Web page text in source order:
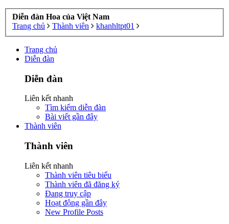
Diễn đàn Hoa của Việt Nam
Trang chủ
Thành viên khanhltpt01
Trang chủ
Diễn đàn
Diễn đàn
Liên kết nhanh
Tìm kiếm diễn đàn
Bài viết gần đây
Thành viên
Thành viên
Liên kết nhanh
Thành viên tiêu biểu
Thành viên đã đăng ký
Đang truy cập
Hoạt động gần đây
New Profile Posts